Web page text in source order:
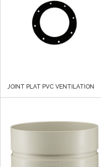
JOINT PLAT PVC VENTILATION